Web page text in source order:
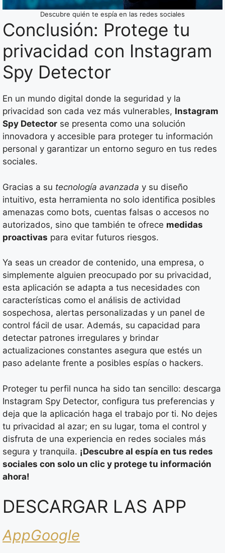
Descubre quién te espía en las redes sociales
Conclusión: Protege tu
privacidad con Instagram
Spy Detector
En un mundo digital donde la seguridad y la
privacidad son cada vez más vulnerables, Instagram
Spy Detector se presenta como una solución
innovadora y accesible para proteger tu información
personal y garantizar un entorno seguro en tus redes
sociales.
Gracias a su tecnología avanzada y su diseño
intuitivo, esta herramienta no solo identifica posibles
amenazas como bots, cuentas falsas o accesos no
autorizados, sino que también te ofrece medidas
proactivas para evitar futuros riesgos.
Ya seas un creador de contenido, una empresa, o
simplemente alguien preocupado por su privacidad,
esta aplicación se adapta a tus necesidades con
características como el análisis de actividad
sospechosa, alertas personalizadas y un panel de
control fácil de usar. Además, su capacidad para
detectar patrones irregulares y brindar
actualizaciones constantes asegura que estés un
paso adelante frente a posibles espías o hackers.
Proteger tu perfil nunca ha sido tan sencillo: descarga
Instagram Spy Detector, configura tus preferencias y
deja que la aplicación haga el trabajo por ti. No dejes
tu privacidad al azar; en su lugar, toma el control y
disfruta de una experiencia en redes sociales más
segura y tranquila. ¡Descubre al espía en tus redes
sociales con solo un clic y protege tu información
ahora!
DESCARGAR LAS APP
AppGoogle